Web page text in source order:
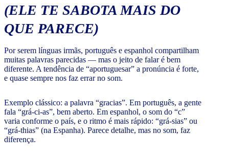
(ELE TE SABOTA MAIS DO
QUE PARECE)
Por serem línguas irmãs, português e espanhol compartilham
muitas palavras parecidas — mas o jeito de falar é bem
diferente. A tendência de “aportuguesar” a pronúncia é forte,
e quase sempre nos faz errar no som.
Exemplo clássico: a palavra “gracias”. Em português, a gente
fala “grá-ci-as”, bem aberto. Em espanhol, o som do “c”
varia conforme o país, e o ritmo é mais rápido: “grá-sias” ou
“grá-thias” (na Espanha). Parece detalhe, mas no som, faz
diferença.